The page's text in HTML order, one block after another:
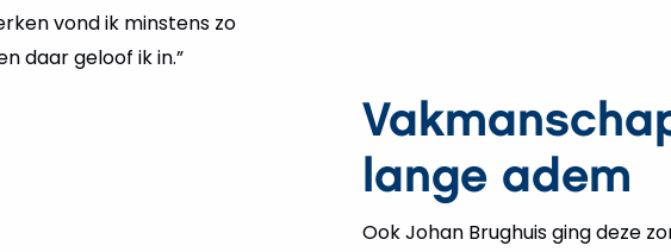
vond ik minstens zo
daar geloof ik in.”
lange adem
Ook Johan Brughuis ging deze